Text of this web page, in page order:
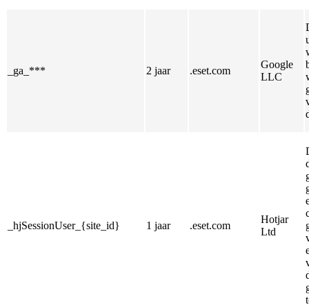
_ga_*** 2 jaar .eset.com
Google
LLC
_hjSessionUser_{site_id} 1 jaar .eset.com
Hotjar
Ltd